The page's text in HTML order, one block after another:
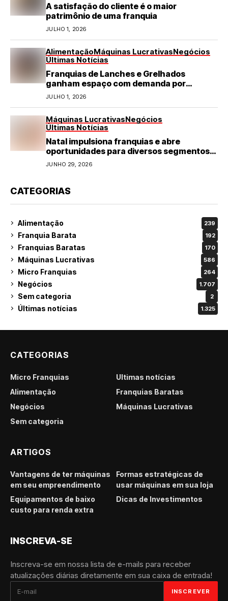
A satisfação do cliente é o maior
patrimônio de uma franquia
JULHO 1, 2026
AlimentaçãoMáquinas LucrativasNegócios
Últimas Notícias
Franquias de Lanches e Grelhados
ganham espaço com demanda por
refeições rápidas e de qualidade
JULHO 1, 2026
Máquinas LucrativasNegócios
Últimas Notícias
Natal impulsiona franquias e abre
oportunidades para diversos segmentos
do varejo
JUNHO 29, 2026
CATEGORIAS
Alimentação 239
Franquia Barata 192
Franquias Baratas 170
Máquinas Lucrativas 586
Micro Franquias 264
Negócios 1.707
Sem categoria 2
Últimas notícias 1.325
CATEGORIAS
Micro Franquias
Últimas notícias
Alimentação
Franquias Baratas
Negócios
Máquinas Lucrativas
Sem categoria
ARTIGOS
Vantagens de ter máquinas
em seu empreendimento
Formas estratégicas de
usar máquinas em sua loja
Equipamentos de baixo
custo para renda extra
Dicas de Investimentos
INSCREVA-SE
Inscreva-se em nossa lista de e-mails para receber
atualizações diárias diretamente em sua caixa de entrada!